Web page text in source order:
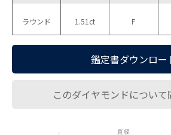
ラウンド 1.51ct F
鑑定書ダウンロー
このダイヤモンドについて